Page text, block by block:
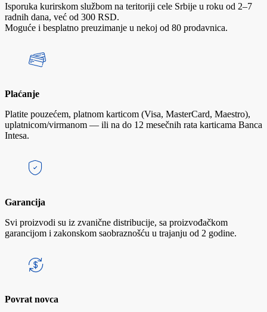
Isporuka kurirskom službom na teritoriji cele Srbije u roku od 2–7
radnih dana, već od 300 RSD.
Moguće i besplatno preuzimanje u nekoj od 80 prodavnica.
Plaćanje
Platite pouzećem, platnom karticom (Visa, MasterCard, Maestro),
uplatnicom/virmanom — ili na do 12 mesečnih rata karticama Banca
Intesa.
Garancija
Svi proizvodi su iz zvanične distribucije, sa proizvođačkom
garancijom i zakonskom saobraznošću u trajanju od 2 godine.
Povrat novca